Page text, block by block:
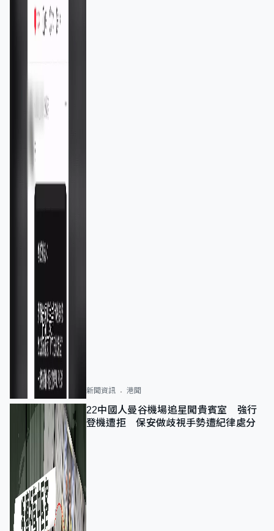
新聞資訊 港聞
22中國人曼谷機場追星闖貴賓室 強行
登機遭拒 保安做歧視手勢遭紀律處分